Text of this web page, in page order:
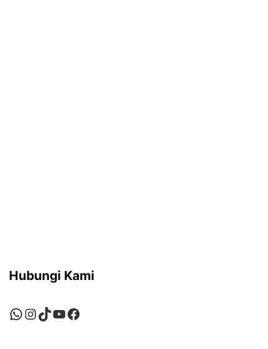
Hubungi Kami
WhatsApp
Instagram
TikTok
YouTube
Facebook